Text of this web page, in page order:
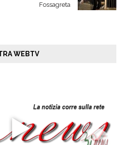
Fossagreta
WEBTV